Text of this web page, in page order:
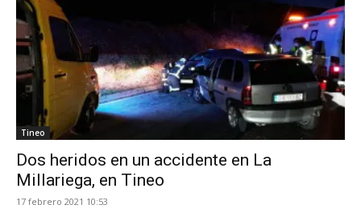
Tineo
Dos heridos en un accidente en La
Millariega, en Tineo
17 febrero 2021 10:53